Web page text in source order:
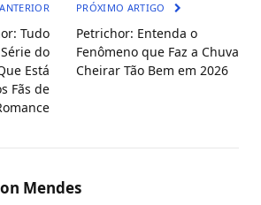
Tudo
do
Está
Fãs de
PRÓXIMO ARTIGO
Petrichor: Entenda o
Fenômeno que Faz a Chuva
Cheirar Tão Bem em 2026
Mendes